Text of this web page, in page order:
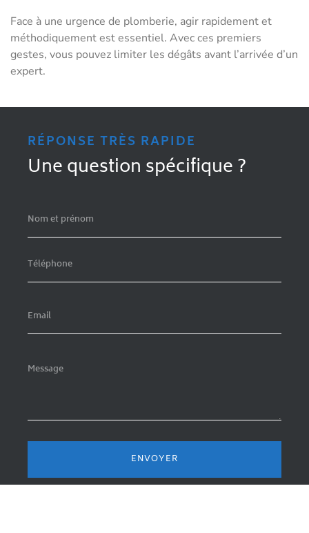
Face à une urgence de plomberie, agir rapidement et
méthodiquement est essentiel. Avec ces premiers
gestes, vous pouvez limiter les dégâts avant l’arrivée d’un
expert.
RÉPONSE TRÈS RAPIDE
Une question spécifique ?